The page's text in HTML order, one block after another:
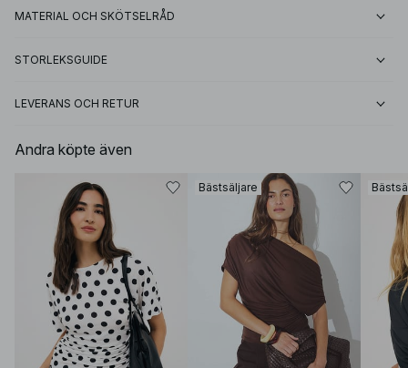
MATERIAL OCH SKÖTSELRÅD
STORLEKSGUIDE
LEVERANS OCH RETUR
Andra köpte även
Bästsäljare